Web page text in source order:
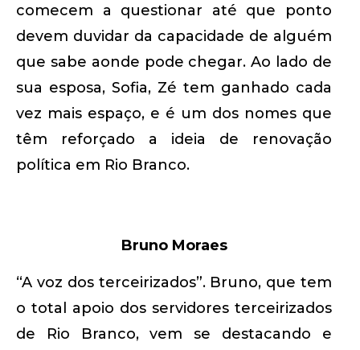
comecem a questionar até que ponto
devem duvidar da capacidade de alguém
que sabe aonde pode chegar. Ao lado de
sua esposa, Sofia, Zé tem ganhado cada
vez mais espaço, e é um dos nomes que
têm reforçado a ideia de renovação
política em Rio Branco.
Bruno Moraes
“A voz dos terceirizados”. Bruno, que tem
o total apoio dos servidores terceirizados
de Rio Branco, vem se destacando e